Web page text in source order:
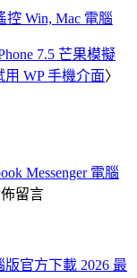
Win, Mac 電腦
7.5 芒果模擬
用 WP 手機介面〉
Messenger 電腦
留言
官方下載 2026 最